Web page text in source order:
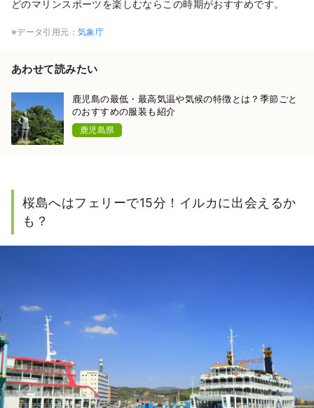
どのマリンスポーツを楽しむならこの時期がおすすめです。
※データ引用元： 気象庁
あわせて読みたい
鹿児島の最低・最高気温や気候の特徴とは？季節ごと
のおすすめの服装も紹介
鹿児島県
桜島へはフェリーで15分！イルカに出会えるか
も？